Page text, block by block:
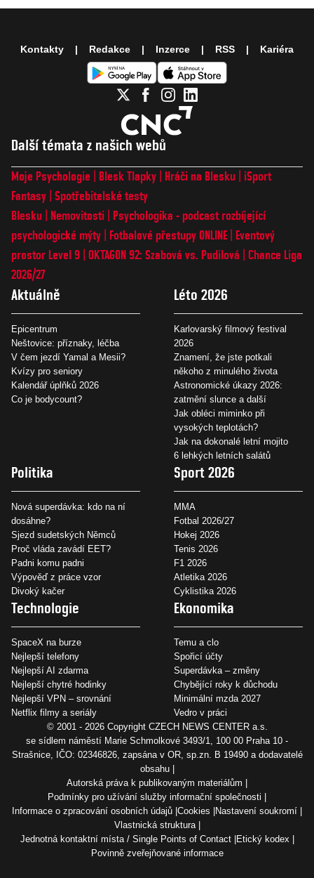
Další témata z našich webů
Moje Psychologie Blesk Tlapky Hráči na Blesku
iSport
Fantasy Spotřebitelské testy
Blesku
Nemovitosti
Psychologika - podcast rozbíjející
psychologické mýty
Fotbalové přestupy ONLINE
Eventový
prostor Level 9 OKTAGON 92: Szabová vs. Pudilová
Chance Liga
2026/27
Aktuálně
Epicentrum
Neštovice: příznaky, léčba
V čem jezdí Yamal a Mesii?
Kvízy pro seniory
Kalendář úplňků 2026
Co je bodycount?
Léto 2026
Karlovarský filmový festival
2026
Znamení, že jste potkali
někoho z minulého života
Astronomické úkazy 2026:
zatmění slunce a další
Jak obléci miminko při
vysokých teplotách?
Jak na dokonalé letní mojito
6 lehkých letních salátů
Politika
Nová superdávka: kdo na ní
dosáhne?
Sjezd sudetských Němců
Proč vláda zavádí EET?
Padni komu padni
Výpověď z práce vzor
Divoký kačer
Sport 2026
MMA
Fotbal 2026/27
Hokej 2026
Tenis 2026
F1 2026
Atletika 2026
Cyklistika 2026
Technologie
SpaceX na burze
Nejlepší telefony
Nejlepší AI zdarma
Nejlepší chytré hodinky
Nejlepší VPN – srovnání
Netflix filmy a seriály
Ekonomika
Temu a clo
Spořicí účty
Superdávka – změny
Chybějící roky k důchodu
Minimální mzda 2027
Vedro v práci
Kontakty Redakce Inzerce RSS Kariéra
© 2001 - 2026 Copyright CZECH NEWS CENTER a.s.
se sídlem náměstí Marie Schmolkové 3493/1, 100 00 Praha 10 -
Strašnice, IČO: 02346826, zapsána v OR, sp.zn. B 19490 a dodavatelé
obsahu
Autorská práva k publikovaným materiálům
Podmínky pro užívání služby informační společnosti
Informace o zpracování osobních údajů Cookies Nastavení soukromí
Vlastnická struktura
Jednotná kontaktní místa / Single Points of Contact Etický kodex
Povinně zveřejňované informace